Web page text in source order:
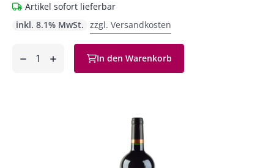
Artikel sofort lieferbar
inkl. 8.1% MwSt. zzgl. Versandkosten
In den Warenkorb